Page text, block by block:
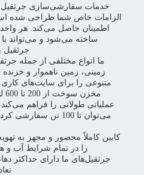
خدمات سفارشی‌سازی جرثقیل
الزامات خاص شما طراحی شده
اطمینان حاصل می‌کند. هر
ساخته می‌شود و می‌تواند
جرثقیل
ما انواع مختلفی از جمله
زمینی، زمین ناهموار و
متنوعی را برای سایت‌های
عملیاتی طولانی را فراهم
می‌توان تا 100 تن
کابین کاملاً محصور و مجهز به
را در تمام شرایط آب و